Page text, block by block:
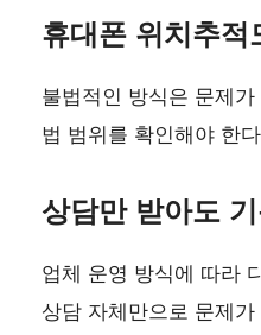
휴대폰 위치추적
불법적인 방식은 문제
법 범위를 확인해야 한
상담만 받아도
업체 운영 방식에 따라
상담 자체만으로 문제